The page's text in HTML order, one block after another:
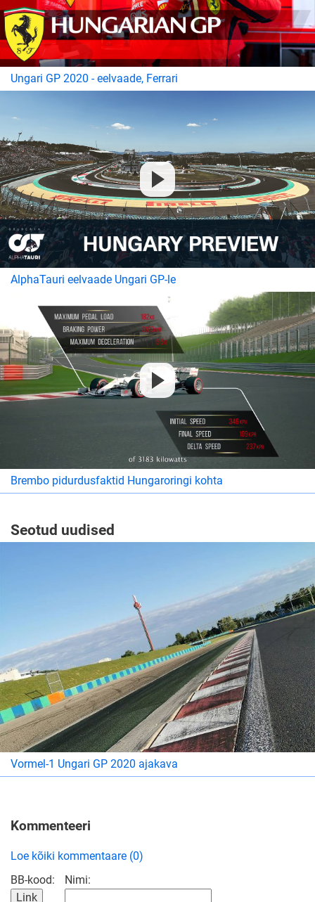
Ungari GP 2020 - eelvaade, Ferrari
AlphaTauri eelvaade Ungari GP-le
Brembo pidurdusfaktid Hungaroringi kohta
Seotud uudised
Vormel-1 Ungari GP 2020 ajakava
Kommenteeri
Loe kõiki kommentaare (0)
BB-kood:
Nimi: